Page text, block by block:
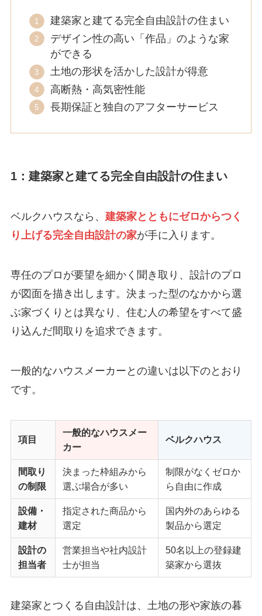
建築家と建てる完全自由設計の住まい
デザイン性の高い「作品」のような家
ができる
土地の形状を活かした設計が得意
高断熱・高気密性能
長期保証と独自のアフターサービス
1：建築家と建てる完全自由設計の住まい
ベルクハウスなら、 建築家とともにゼロからつく
り上げる完全自由設計の家が手に入ります。
専任のプロが要望を細かく聞き取り、設計のプロ
が図面を描き出します。決まった型のなかから選
ぶ家づくりとは異なり、住む人の希望をすべて盛
り込んだ間取りを追求できます。
一般的なハウスメーカーとの違いは以下のとおり
です。
項目
一般的なハウスメー
カー
ベルクハウス
間取り
の制限
決まった枠組みから
選ぶ場合が多い
制限がなくゼロか
ら自由に作成
設備・
建材
指定された商品から
選定
国内外のあらゆる
製品から選定
設計の
担当者
営業担当や社内設計
士が担当
50名以上の登録建
築家から選抜
建築家とつくる自由設計は、土地の形や家族の暮